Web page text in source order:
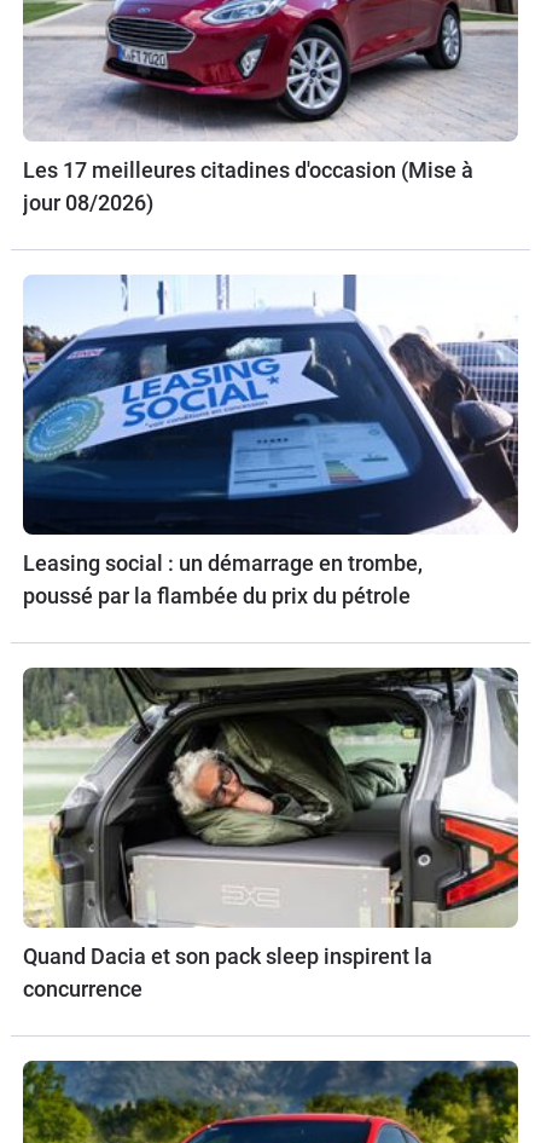
Les 17 meilleures citadines d'occasion (Mise à
jour 08/2026)
Leasing social : un démarrage en trombe,
poussé par la flambée du prix du pétrole
Quand Dacia et son pack sleep inspirent la
concurrence